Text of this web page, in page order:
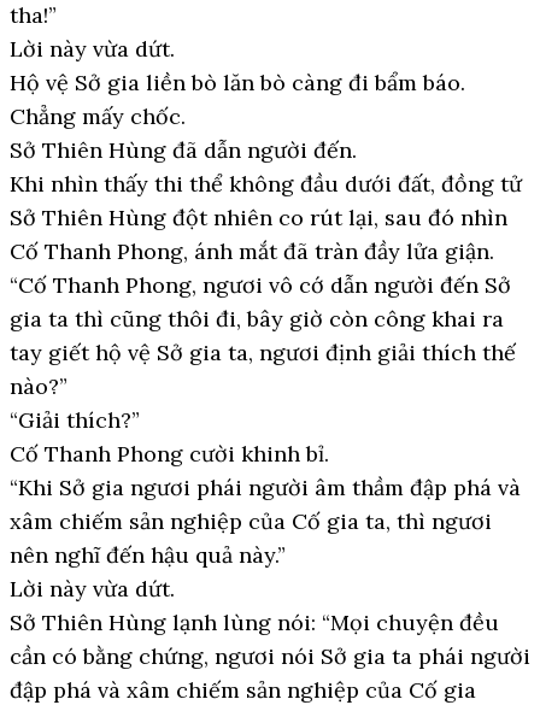
tha!”
Lời này vừa dứt.
Hộ vệ Sở gia liền bò lăn bò càng đi bẩm báo.
Chẳng mấy chốc.
Sở Thiên Hùng đã dẫn người đến.
Khi nhìn thấy thi thể không đầu dưới đất, đồng tử
Sở Thiên Hùng đột nhiên co rút lại, sau đó nhìn
Cố Thanh Phong, ánh mắt đã tràn đầy lửa giận.
“Cố Thanh Phong, ngươi vô cớ dẫn người đến Sở
gia ta thì cũng thôi đi, bây giờ còn công khai ra
tay giết hộ vệ Sở gia ta, ngươi định giải thích thế
nào?”
“Giải thích?”
Cố Thanh Phong cười khinh bỉ.
“Khi Sở gia ngươi phái người âm thầm đập phá và
xâm chiếm sản nghiệp của Cố gia ta, thì ngươi
nên nghĩ đến hậu quả này.”
Lời này vừa dứt.
Sở Thiên Hùng lạnh lùng nói: “Mọi chuyện đều
cần có bằng chứng, ngươi nói Sở gia ta phái người
đập phá và xâm chiếm sản nghiệp của Cố gia